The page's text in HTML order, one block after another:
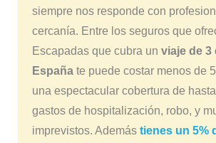
siempre nos responde con
cercanía. Entre los seguros que
Escapadas que cubra un viaje de 3
España te puede costar menos de
una espectacular cobertura de
gastos de hospitalización, robo, y
imprevistos. Además tienes un 5%